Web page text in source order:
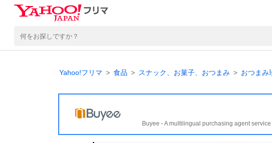
Yahoo!フリマ 食品 スナック、お菓子、おつまみ おつまみ
Buyee - A multilingual purchasing agent